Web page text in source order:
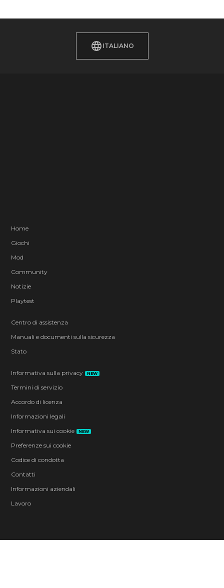
ITALIANO
Home
Giochi
Mod
Community
Notizie
Playtest
Centro di assistenza
Manuali e documenti sulla sicurezza
Stato
Informativa sulla privacy NEW
Termini di servizio
Accordo di licenza
Informazioni legali
Informativa sui cookie
NEW
Preferenze sui cookie
Codice di condotta
Contatti
Informazioni aziendali
Lavoro